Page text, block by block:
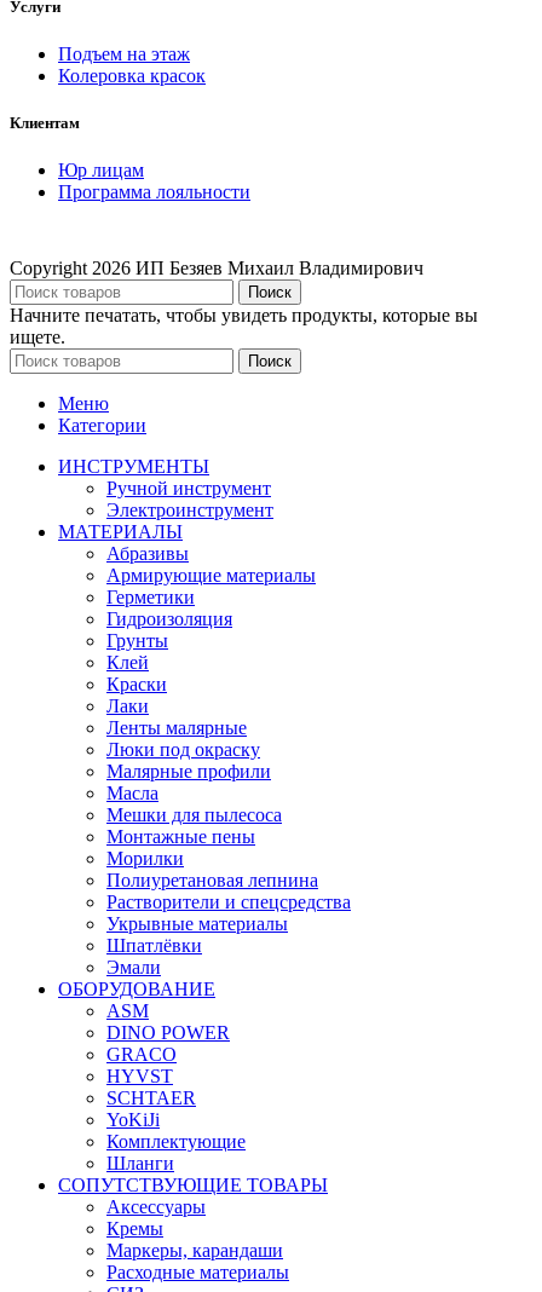
Услуги
Подъем на этаж
Колеровка красок
Клиентам
Юр лицам
Программа лояльности
Copyright 2026 ИП Безяев Михаил Владимирович
Поиск
Начните печатать, чтобы увидеть продукты, которые вы
ищете.
Поиск
Меню
Категории
ИНСТРУМЕНТЫ
Ручной инструмент
Электроинструмент
МАТЕРИАЛЫ
Абразивы
Армирующие материалы
Герметики
Гидроизоляция
Грунты
Клей
Краски
Лаки
Ленты малярные
Люки под окраску
Малярные профили
Масла
Мешки для пылесоса
Монтажные пены
Морилки
Полиуретановая лепнина
Растворители и спецсредства
Укрывные материалы
Шпатлёвки
Эмали
ОБОРУДОВАНИЕ
ASM
DINO POWER
GRACO
HYVST
SCHTAER
YoKiJi
Комплектующие
Шланги
СОПУТСТВУЮЩИЕ ТОВАРЫ
Аксессуары
Кремы
Маркеры, карандаши
Расходные материалы